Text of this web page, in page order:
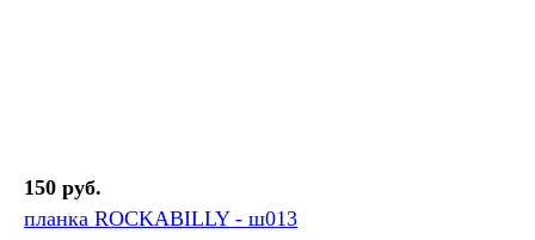
150 руб.
планка ROCKABILLY - ш013